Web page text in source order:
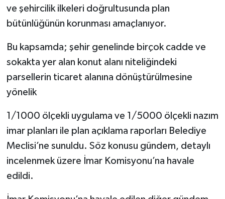
ve şehircilik ilkeleri doğrultusunda plan
bütünlüğünün korunması amaçlanıyor.
Bu kapsamda; şehir genelinde birçok cadde ve
sokakta yer alan konut alanı niteliğindeki
parsellerin ticaret alanına dönüştürülmesine
yönelik
1/1000 ölçekli uygulama ve 1/5000 ölçekli nazım
imar planları ile plan açıklama raporları Belediye
Meclisi’ne sunuldu. Söz konusu gündem, detaylı
incelenmek üzere İmar Komisyonu’na havale
edildi.